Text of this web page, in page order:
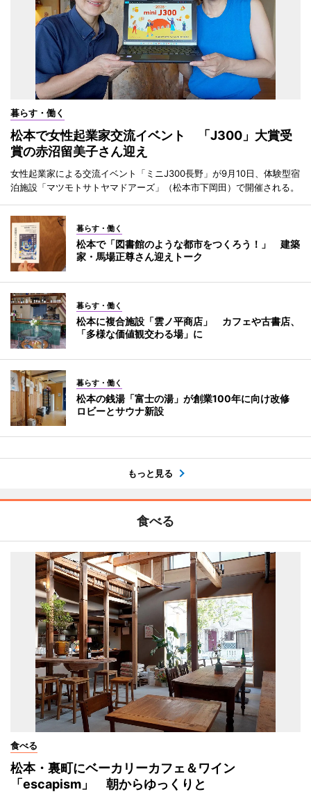
暮らす・働く
松本で女性起業家交流イベント 「J300」大賞受
賞の赤沼留美子さん迎え
女性起業家による交流イベント「ミニJ300長野」が9月10日、体験型宿
泊施設「マツモトサトヤマドアーズ」（松本市下岡田）で開催される。
暮らす・働く
松本で「図書館のような都市をつくろう！」 建築
家・馬場正尊さん迎えトーク
暮らす・働く
松本に複合施設「雲ノ平商店」 カフェや古書店、
「多様な価値観交わる場」に
暮らす・働く
松本の銭湯「富士の湯」が創業100年に向け改修
ロビーとサウナ新設
もっと見る
食べる
食べる
松本・裏町にベーカリーカフェ＆ワイン
「escapism」 朝からゆっくりと